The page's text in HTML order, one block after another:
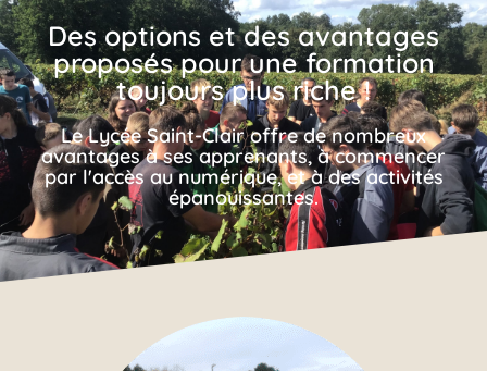
Des options et des avantages
proposés pour une formation
toujours plus riche !
Le Lycée Saint-Clair offre de nombreux
avantages à ses apprenants, à commencer
par l'accès au numérique, et à des activités
épanouissantes.